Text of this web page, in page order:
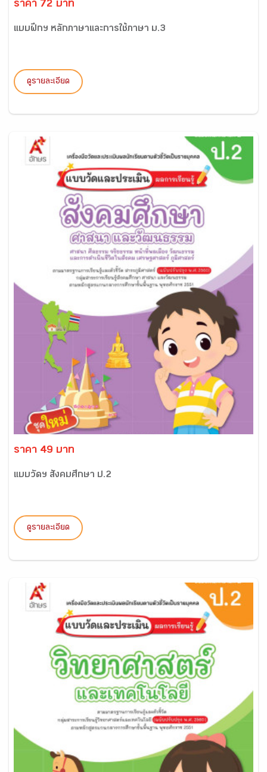
ราคา 72 บาท
แบบฝึกฯ หลักภาษาและการใช้ภาษา ม.3
ดูรายละเอียด
ราคา 49 บาท
แบบวัดฯ สังคมศึกษา ป.2
ดูรายละเอียด